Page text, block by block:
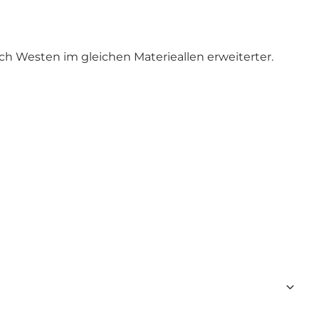
Westen im gleichen Materieallen erweiterter.